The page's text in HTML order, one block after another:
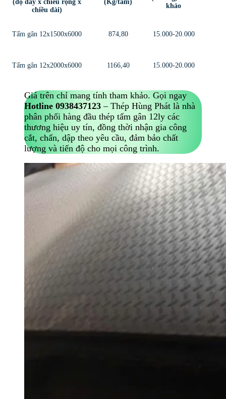
(độ dày x chiều rộng x
chiều dài)
(Kg/tấm)
khảo
Tấm gân 12x1500x6000 874,80 15.000-20.000
Tấm gân 12x2000x6000 1166,40 15.000-20.000
Giá trên chỉ mang tính tham khảo. Gọi ngay
Hotline 0938437123 – Thép Hùng Phát là nhà
phân phối hàng đầu thép tấm gân 12ly các
thương hiệu uy tín, đồng thời nhận gia công
cắt, chấn, dập theo yêu cầu, đảm bảo chất
lượng và tiến độ cho mọi công trình.